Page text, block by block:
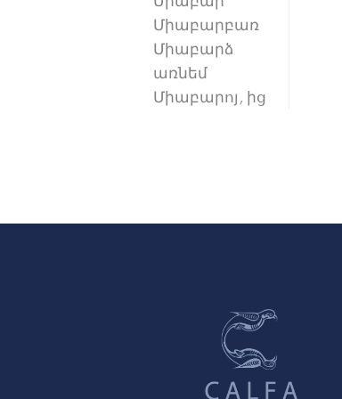
Միաբարբառ
Միաբարձ
առնեմ
Միաբարոյ, ից